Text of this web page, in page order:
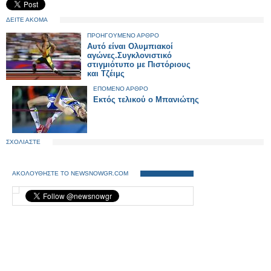
ΔΕΙΤΕ ΑΚΟΜΑ
ΠΡΟΗΓΟΥΜΕΝΟ ΑΡΘΡΟ
Αυτό είναι Ολυμπιακοί
αγώνες.Συγκλονιστικό
στιγμιότυπο με Πιστόριους
και Τζέιμς
ΕΠΟΜΕΝΟ ΑΡΘΡΟ
Εκτός τελικού ο Μπανιώτης
ΣΧΟΛΙΑΣΤΕ
ΑΚΟΛΟΥΘΗΣΤΕ ΤΟ NEWSNOWGR.COM